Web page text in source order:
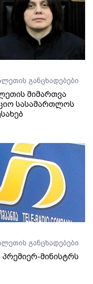
განცხადებები
მიმართვა
სასამართლოს
განცხადებები
მინისტრს